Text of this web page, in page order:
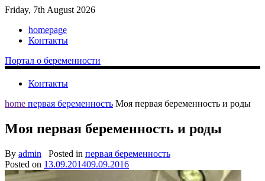
Friday, 7th August 2026
homepage
Контакты
Портал о беременности
Контакты
home первая беременность Моя первая беременность и роды
Моя первая беременность и роды
By admin Posted in первая беременность
Posted on 13.09.201409.09.2016